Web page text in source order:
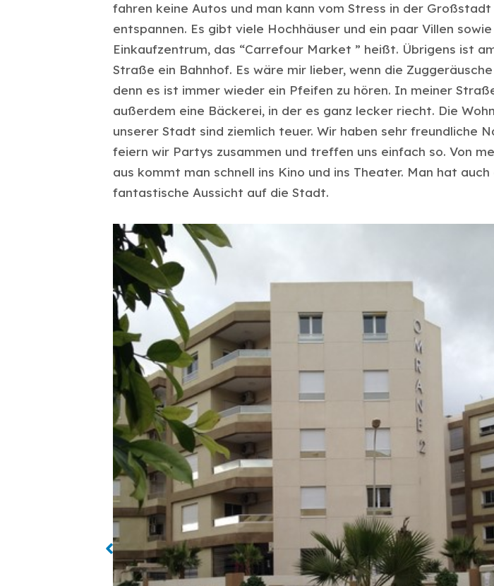
fahren keine Autos und man kann vom Stress in der
entspannen. Es gibt viele Hochhäuser und ein paar Villen
Einkaufzentrum, das “Carrefour Market ” heißt. Übrigens ist
Straße ein Bahnhof. Es wäre mir lieber, wenn die
denn es ist immer wieder ein Pfeifen zu hören. In meiner
außerdem eine Bäckerei, in der es ganz lecker riecht. Die
unserer Stadt sind ziemlich teuer. Wir haben sehr freundliche
feiern wir Partys zusammen und treffen uns einfach so. Von
aus kommt man schnell ins Kino und ins Theater. Man hat auch
fantastische Aussicht auf die Stadt.